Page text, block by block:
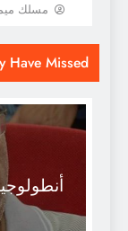
مسلك
Have Missed